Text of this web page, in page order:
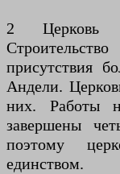
2 Церковь
присутствия
Андели.
них. Работы
завершены
поэтому
единством.